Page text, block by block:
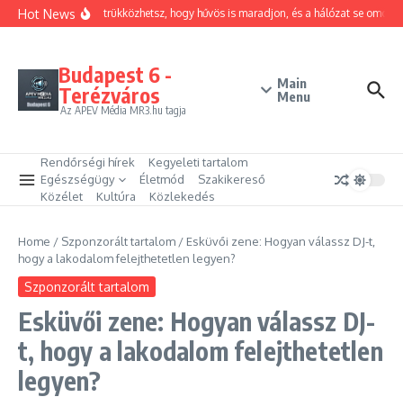
Ugrás a tartalomhoz
Hot NewsHogyan trükközhetsz, hogy hűvös is maradjon, és a hálózat se omoljon
Budapest 6 -
Terézváros
Az APEV Média MR3.hu tagja
Main
Menu
Rendőrségi hírek
Kegyeleti tartalom
Egészségügy
Életmód
Szakikereső
Közélet
Kultúra Közlekedés
Home / Szponzorált tartalom / Esküvői zene: Hogyan válassz DJ-t,
hogy a lakodalom felejthetetlen legyen?
Szponzorált tartalom
Esküvői zene: Hogyan válassz DJ-
t, hogy a lakodalom felejthetetlen
legyen?